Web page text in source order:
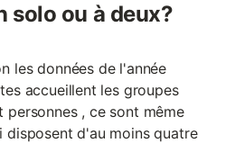
solo ou à deux?
les données de l'année
accueillent les groupes
, ce sont même
disposent d'au moins quatre